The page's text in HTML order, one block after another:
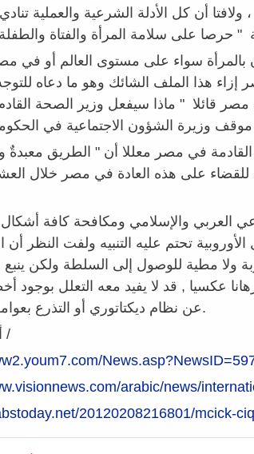
أن كل الأدلة الشرعية والعملية
بالمرأة سواء على مستوى العالم أو في
هذا الملف الشائك وهو ما دعاه
قائلا " ماذا سيفعل وزير الصحة
في مصر معللا أن " الطريق معبدةٌ
على هذه العادة في مصر خلال
العربي والإسلامي ومكافحة كافة أشكال
تحتم عليه التنبيه ولفت النظر أن
ولا مطية للوصول إلى السلطة ولكن
عكسيا , قد لا يفيد معه التعلل بوجود
عن نظام ديكتاتوري أو التذرع بعوامل خارجية.
/ أ . ش . أ /
arabic/news/
20120208216801/mcick-